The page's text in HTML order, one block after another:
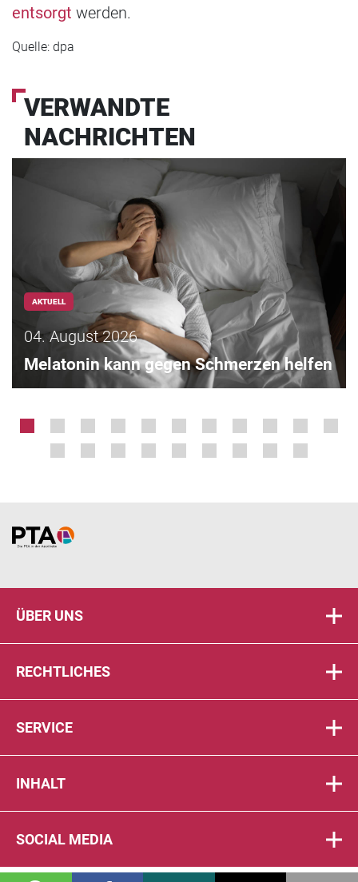
entsorgt werden.
Quelle: dpa
VERWANDTE
NACHRICHTEN
AKTUELL
04. August 2026
Melatonin kann gegen Schmerzen helfen
Home
ÜBER UNS
RECHTLICHES
SERVICE
INHALT
SOCIAL MEDIA